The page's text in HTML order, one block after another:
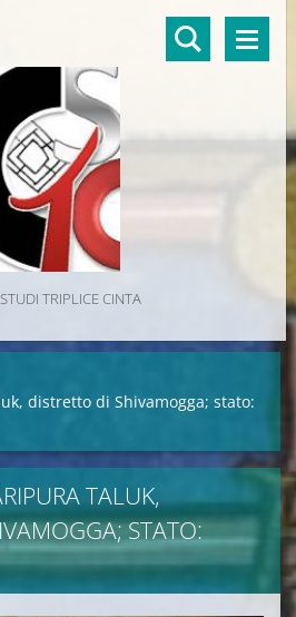
TRIPLICE CINTA
distretto di Shivamogga; stato:
TALUK,
STATO: